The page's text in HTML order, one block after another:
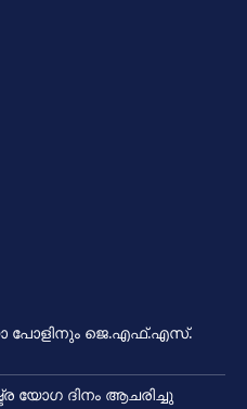
പോളിനും ജെ.എഫ്.എസ്.
യോഗ ദിനം ആചരിച്ചു